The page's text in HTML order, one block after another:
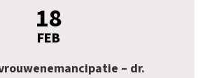
18
FEB
– dr.